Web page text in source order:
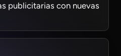
publicitarias con nuevas